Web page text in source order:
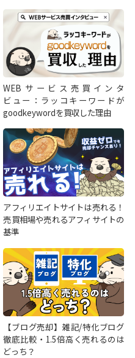
WEBサービス売買インタ
ビュー：ラッコキーワードが
goodkeywordを買収した理由
アフィリエイトサイトは売れる！
売買相場や売れるアフィサイトの
基準
【ブログ売却】雑記/特化ブログ
徹底比較・1.5倍高く売れるのは
どっち？